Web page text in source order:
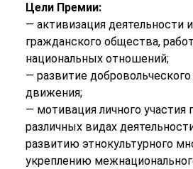
Цели Премии:
— активизация деятельности
гражданского общества,
национальных отношений;
— развитие
движения;
— мотивация личного участия
различных видах
развитию этнокультурного
укреплению